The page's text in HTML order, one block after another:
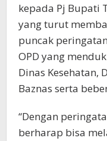
kepada Pj Bupati
yang turut
puncak
OPD yang
Dinas Kesehatan,
Baznas serta
“Dengan
berharap bisa